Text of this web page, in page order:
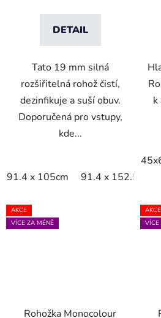
DETAIL
Tato 19 mm silná
rozšiřitelná rohož čistí,
dezinfikuje a suší obuv.
Doporučená pro vstupy,
kde...
91.4 x 105cm 91.4 x 152.5cm
k
AKCE
VÍCE ZA MÉNĚ
Rohožka Monocolour
AKCE
VÍCE